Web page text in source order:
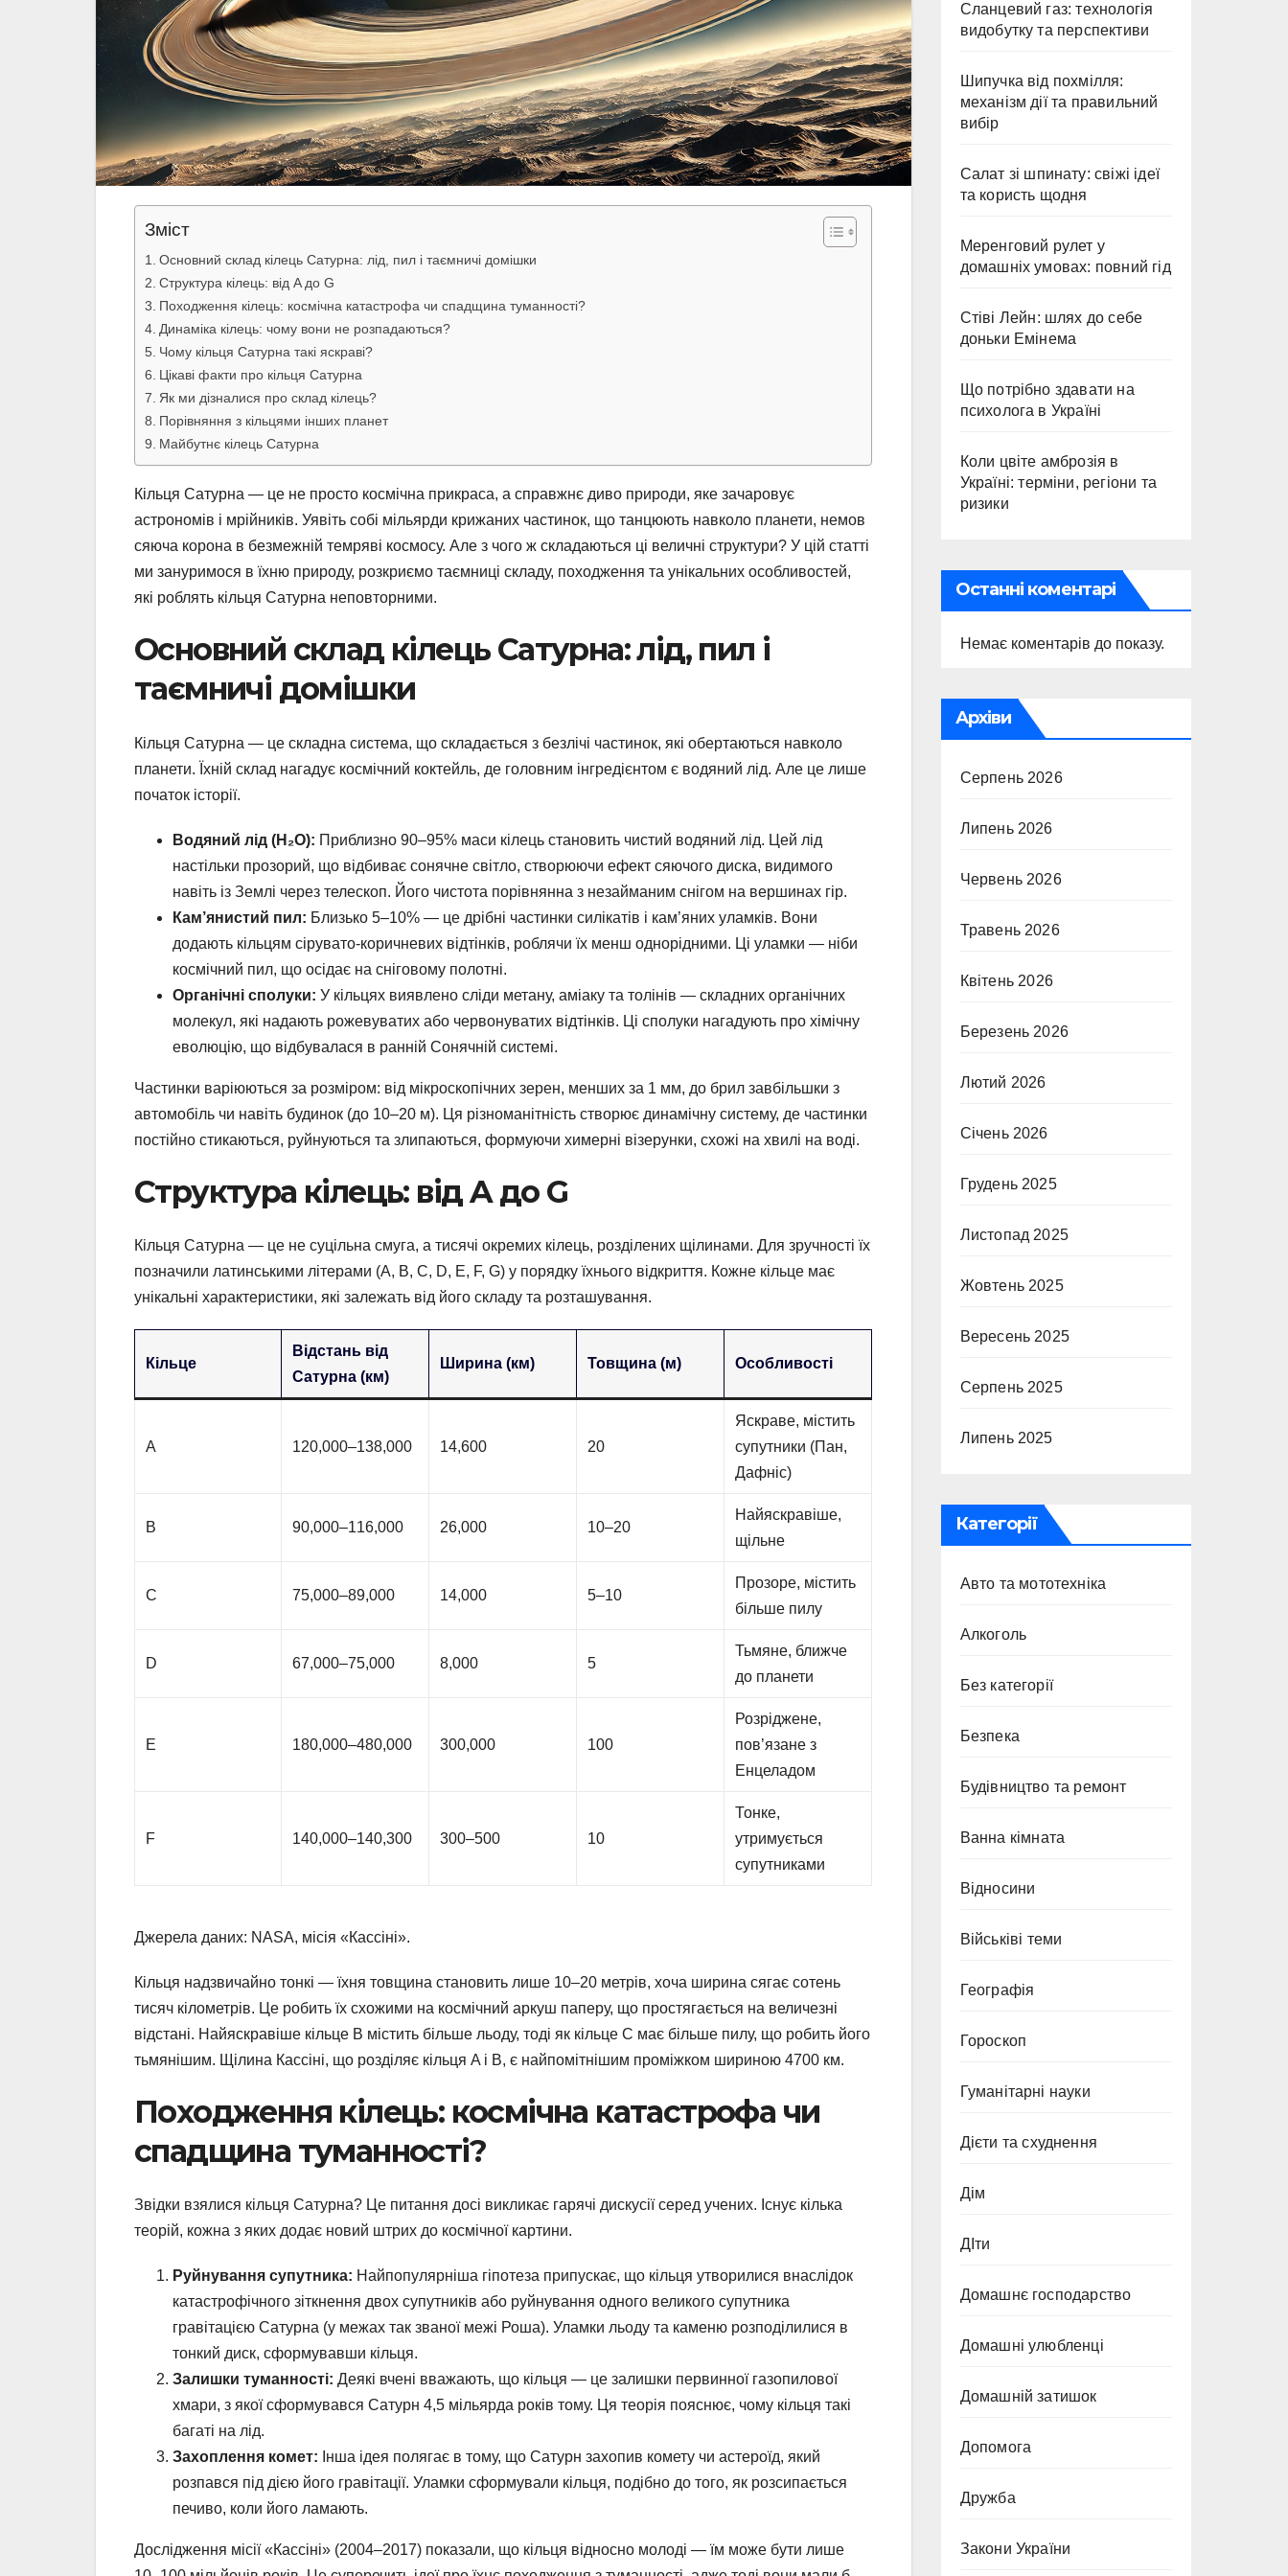
Зміст
Основний склад кілець Сатурна: лід, пил і таємничі домішки
Структура кілець: від A до G
Походження кілець: космічна катастрофа чи спадщина туманності?
Динаміка кілець: чому вони не розпадаються?
Чому кільця Сатурна такі яскраві?
Цікаві факти про кільця Сатурна
Як ми дізналися про склад кілець?
Порівняння з кільцями інших планет
Майбутнє кілець Сатурна
Кільця Сатурна — це не просто космічна прикраса, а справжнє диво природи, яке зачаровує
астрономів і мрійників. Уявіть собі мільярди крижаних частинок, що танцюють навколо планети, немов
сяюча корона в безмежній темряві космосу. Але з чого ж складаються ці величні структури? У цій статті
ми зануримося в їхню природу, розкриємо таємниці складу, походження та унікальних особливостей,
які роблять кільця Сатурна неповторними.
Основний склад кілець Сатурна: лід, пил і
таємничі домішки
Кільця Сатурна — це складна система, що складається з безлічі частинок, які обертаються навколо
планети. Їхній склад нагадує космічний коктейль, де головним інгредієнтом є водяний лід. Але це лише
початок історії.
Водяний лід (H₂O): Приблизно 90–95% маси кілець становить чистий водяний лід. Цей лід
настільки прозорий, що відбиває сонячне світло, створюючи ефект сяючого диска, видимого
навіть із Землі через телескоп. Його чистота порівнянна з незайманим снігом на вершинах гір.
Кам’янистий пил: Близько 5–10% — це дрібні частинки силікатів і кам’яних уламків. Вони
додають кільцям сірувато-коричневих відтінків, роблячи їх менш однорідними. Ці уламки — ніби
космічний пил, що осідає на сніговому полотні.
Органічні сполуки: У кільцях виявлено сліди метану, аміаку та толінів — складних органічних
молекул, які надають рожевуватих або червонуватих відтінків. Ці сполуки нагадують про хімічну
еволюцію, що відбувалася в ранній Сонячній системі.
Частинки варіюються за розміром: від мікроскопічних зерен, менших за 1 мм, до брил завбільшки з
автомобіль чи навіть будинок (до 10–20 м). Ця різноманітність створює динамічну систему, де частинки
постійно стикаються, руйнуються та злипаються, формуючи химерні візерунки, схожі на хвилі на воді.
Структура кілець: від A до G
Кільця Сатурна — це не суцільна смуга, а тисячі окремих кілець, розділених щілинами. Для зручності їх
позначили латинськими літерами (A, B, C, D, E, F, G) у порядку їхнього відкриття. Кожне кільце має
унікальні характеристики, які залежать від його складу та розташування.
Кільце
Відстань від
Сатурна (км)
Ширина (км) Товщина (м) Особливості
A 120,000–138,000 14,600 20
Яскраве, містить
супутники (Пан,
Дафніс)
B 90,000–116,000 26,000 10–20
Найяскравіше,
щільне
C 75,000–89,000 14,000 5–10
Прозоре, містить
більше пилу
D 67,000–75,000 8,000 5
Тьмяне, ближче
до планети
E 180,000–480,000 300,000 100
Розріджене,
пов’язане з
Енцеладом
F 140,000–140,300 300–500 10
Тонке,
утримується
супутниками
Джерела даних: NASA, місія «Кассіні».
Кільця надзвичайно тонкі — їхня товщина становить лише 10–20 метрів, хоча ширина сягає сотень
тисяч кілометрів. Це робить їх схожими на космічний аркуш паперу, що простягається на величезні
відстані. Найяскравіше кільце B містить більше льоду, тоді як кільце C має більше пилу, що робить його
тьмянішим. Щілина Кассіні, що розділяє кільця A і B, є найпомітнішим проміжком шириною 4700 км.
Походження кілець: космічна катастрофа чи
спадщина туманності?
Звідки взялися кільця Сатурна? Це питання досі викликає гарячі дискусії серед учених. Існує кілька
теорій, кожна з яких додає новий штрих до космічної картини.
Руйнування супутника: Найпопулярніша гіпотеза припускає, що кільця утворилися внаслідок
катастрофічного зіткнення двох супутників або руйнування одного великого супутника
гравітацією Сатурна (у межах так званої межі Роша). Уламки льоду та каменю розподілилися в
тонкий диск, сформувавши кільця.
Залишки туманності: Деякі вчені вважають, що кільця — це залишки первинної газопилової
хмари, з якої сформувався Сатурн 4,5 мільярда років тому. Ця теорія пояснює, чому кільця такі
багаті на лід.
Захоплення комет: Інша ідея полягає в тому, що Сатурн захопив комету чи астероїд, який
розпався під дією його гравітації. Уламки сформували кільця, подібно до того, як розсипається
печиво, коли його ламають.
Дослідження місії «Кассіні» (2004–2017) показали, що кільця відносно молоді — їм може бути лише
Сланцевий газ: технологія
видобутку та перспективи
Шипучка від похмілля:
механізм дії та правильний
вибір
Салат зі шпинату: свіжі ідеї
та користь щодня
Меренговий рулет у
домашніх умовах: повний гід
Стіві Лейн: шлях до себе
доньки Емінема
Що потрібно здавати на
психолога в Україні
Коли цвіте амброзія в
Україні: терміни, регіони та
ризики
Останні коментарі
Немає коментарів до показу.
Архіви
Серпень 2026
Липень 2026
Червень 2026
Травень 2026
Квітень 2026
Березень 2026
Лютий 2026
Січень 2026
Грудень 2025
Листопад 2025
Жовтень 2025
Вересень 2025
Серпень 2025
Липень 2025
Категорії
Авто та мототехніка
Алкоголь
Без категорії
Безпека
Будівництво та ремонт
Ванна кімната
Відносини
Військіві теми
Географія
Гороскоп
Гуманітарні науки
Дієти та схуднення
Дім
ДІти
Домашнє господарство
Домашні улюбленці
Домашній затишок
Допомога
Дружба
Закони України